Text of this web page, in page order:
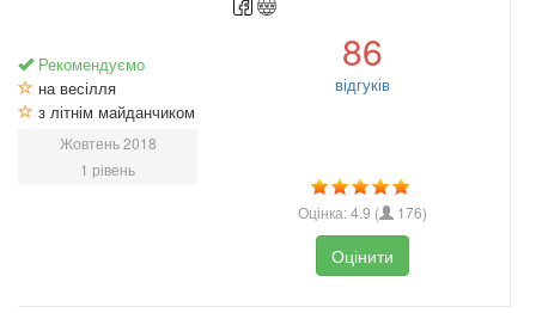
Рекомендуємо
на весілля
з літнім майданчиком
Жовтень 2018
1 рівень
86
відгуків
Оцінка:4.9 ( 176)
Оцінити